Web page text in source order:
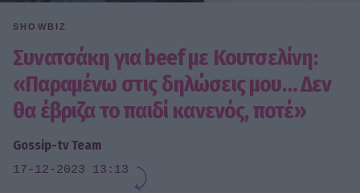
SHOWBIZ
Συνατσάκη για beef με Κουτσελίνη:
«Παραμένω στις δηλώσεις μου… Δεν
θα έβριζα το παιδί κανενός, ποτέ»
Gossip-tv Team
17-12-2023 13:13